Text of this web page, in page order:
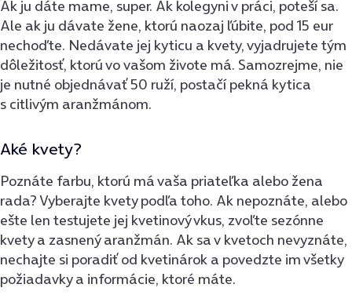
Ak ju dáte mame, super. Ak kolegyni v práci, poteší sa.
Ale ak ju dávate žene, ktorú naozaj ľúbite, pod 15 eur
nechoďte. Nedávate jej kyticu a kvety, vyjadrujete tým
dôležitosť, ktorú vo vašom živote má. Samozrejme, nie
je nutné objednávať 50 ruží, postačí pekná kytica
s citlivým aranžmánom.
Aké kvety?
Poznáte farbu, ktorú má vaša priateľka alebo žena
rada? Vyberajte kvety podľa toho. Ak nepoznáte, alebo
ešte len testujete jej kvetinový vkus, zvoľte sezónne
kvety a zasnený aranžmán. Ak sa v kvetoch nevyznáte,
nechajte si poradiť od kvetinárok a povedzte im všetky
požiadavky a informácie, ktoré máte.